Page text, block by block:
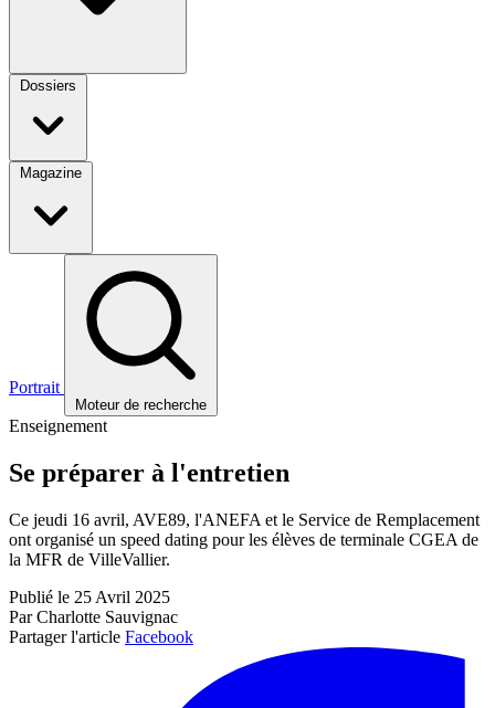
Dossiers
Magazine
Portrait
Moteur de recherche
Enseignement
Se préparer à l'entretien
Ce jeudi 16 avril, AVE89, l'ANEFA et le Service de Remplacement
ont organisé un speed dating pour les élèves de terminale CGEA de
la MFR de VilleVallier.
Publié le 25 Avril 2025
Par Charlotte Sauvignac
Partager l'article Facebook